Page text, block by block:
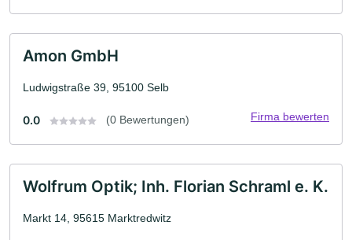
Amon GmbH
Ludwigstraße 39, 95100 Selb
0.0 (0 Bewertungen) Firma bewerten
Wolfrum Optik; Inh. Florian Schraml e. K.
Markt 14, 95615 Marktredwitz